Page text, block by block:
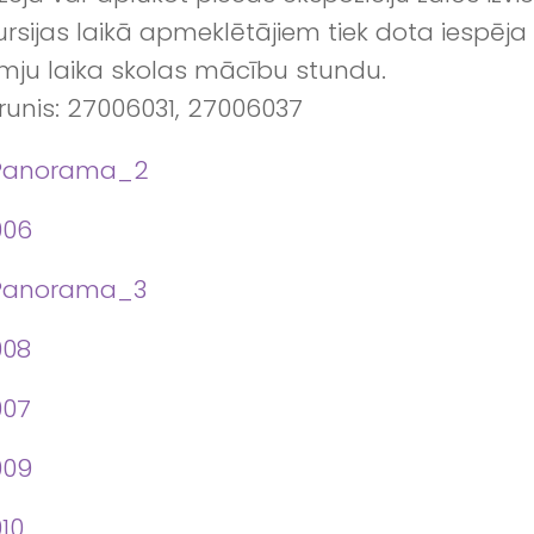
laikā apmeklētājiem tiek dota
laika skolas mācību stundu.
27006031, 27006037